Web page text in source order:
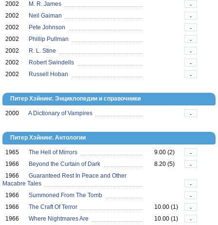
2002
M. R. James
-
2002
Neil Gaiman
-
2002
Pete Johnson
-
2002
Phillip Pullman
-
2002
R. L. Stine
-
2002
Robert Swindells
-
2002
Russell Hoban -
Питер Хэйнинг. Энциклопедии и справочники
2000 A Dictionary of Vampires -
Питер Хэйнинг. Антологии
1965 The Hell of Mirrors 9.00 (2)
-
1966
Beyond the Curtain of Dark 8.20 (5)
-
1966
Guaranteed Rest In Peace and Other
Macabre Tales
-
1966
Summoned From The Tomb
-
1966
The Craft Of Terror 10.00 (1)
-
1966
Where Nightmares Are 10.00 (1) -